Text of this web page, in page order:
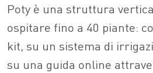
Poty è una struttura
ospitare fino a 40 piante:
kit, su un sistema di
su una guida online